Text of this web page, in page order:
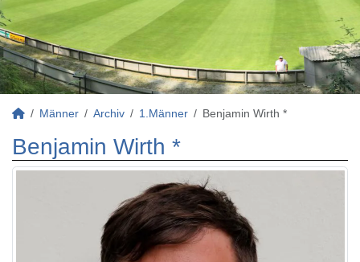
Männer Archiv 1.Männer Benjamin Wirth *
Benjamin Wirth *